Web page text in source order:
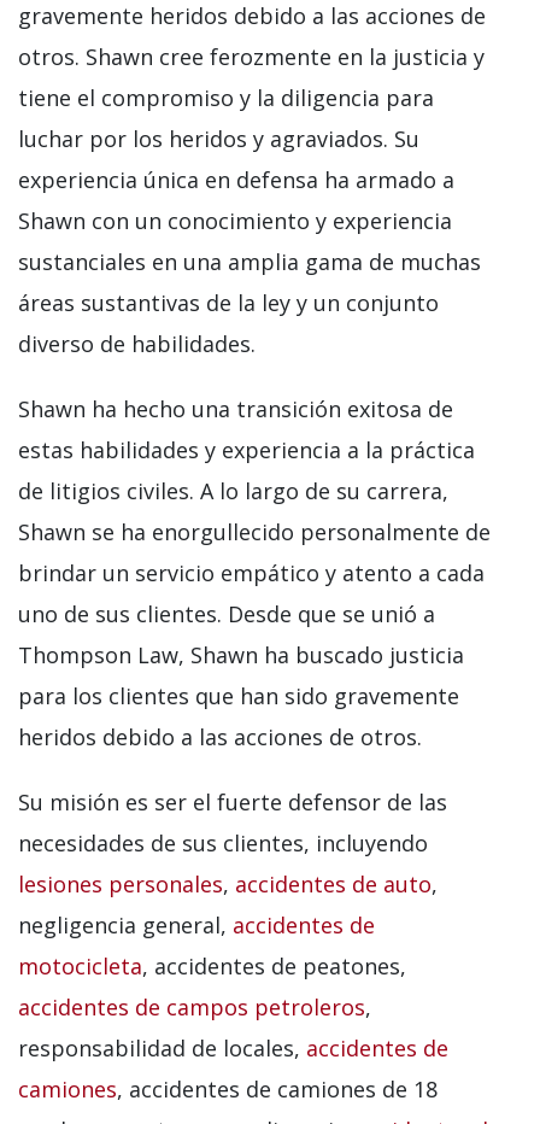
gravemente heridos debido a las acciones de
otros. Shawn cree ferozmente en la justicia y
tiene el compromiso y la diligencia para
luchar por los heridos y agraviados. Su
experiencia única en defensa ha armado a
Shawn con un conocimiento y experiencia
sustanciales en una amplia gama de muchas
áreas sustantivas de la ley y un conjunto
diverso de habilidades.
Shawn ha hecho una transición exitosa de
estas habilidades y experiencia a la práctica
de litigios civiles. A lo largo de su carrera,
Shawn se ha enorgullecido personalmente de
brindar un servicio empático y atento a cada
uno de sus clientes. Desde que se unió a
Thompson Law, Shawn ha buscado justicia
para los clientes que han sido gravemente
heridos debido a las acciones de otros.
Su misión es ser el fuerte defensor de las
necesidades de sus clientes, incluyendo
lesiones personales, accidentes de auto,
negligencia general, accidentes de
motocicleta, accidentes de peatones,
accidentes de campos petroleros,
responsabilidad de locales, accidentes de
camiones, accidentes de camiones de 18